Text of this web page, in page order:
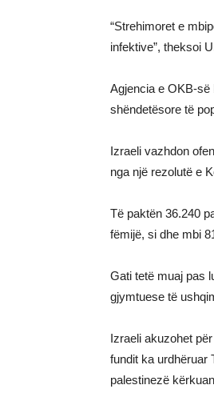
“Strehimoret e
infektive”, theksoi
Agjencia e OKB-së
shëndetësore të
Izraeli vazhdon
nga një rezolutë e
Të paktën 36.240
fëmijë, si dhe mbi
Gati tetë muaj pas
gjymtuese të
Izraeli akuzohet
fundit ka urdhëruar
palestinezë